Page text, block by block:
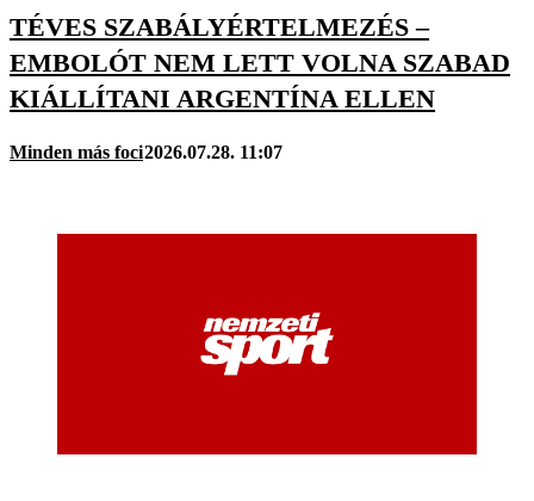
TÉVES SZABÁLYÉRTELMEZÉS –
EMBOLÓT NEM LETT VOLNA SZABAD
KIÁLLÍTANI ARGENTÍNA ELLEN
Minden más foci2026.07.28. 11:07